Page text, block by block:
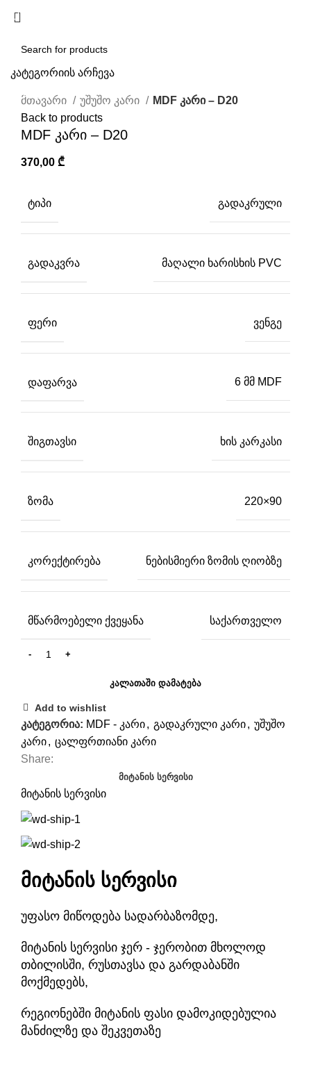
Click to enlarge
მთავარი
უშუშო კარი
MDF კარი – D20
Back to products
MDF კარი – D20
370,00 ₾
ᲢᲘᲞᲘ გადაკრული
ᲒᲐᲓᲐᲙᲕᲠᲐ მაღალი ხარისხის PVC
ᲤᲔᲠᲘ ვენგე
ᲓᲐᲤᲐᲠᲕᲐ 6 მმ MDF
ᲨᲘᲒᲗᲐᲕᲡᲘ ხის კარკასი
ᲖᲝᲛᲐ 220×90
ᲙᲝᲠᲔᲥᲢᲘᲠᲔᲑᲐ ნებისმიერი ზომის ღიობზე
ᲛᲬᲐᲠᲛᲝᲔᲑᲔᲚᲘ ᲥᲕᲔᲧᲐᲜᲐ საქართველო
ᲙᲐᲚᲐᲗᲐᲨᲘ ᲓᲐᲛᲐᲢᲔᲑᲐ
Add to wishlist
კატეგორია: MDF - კარი, გადაკრული კარი, უშუშო
კარი, ცალფრთიანი კარი
Share:
ᲛᲘᲢᲐᲜᲘᲡ ᲡᲔᲠᲕᲘᲡᲘ
მიტანის სერვისი
მიტანის სერვისი
უფასო მიწოდება სადარბაზომდე,
მიტანის სერვისი ჯერ - ჯერობით მხოლოდ
თბილისში, რუსთავსა და გარდაბანში
მოქმედებს,
რეგიონებში მიტანის ფასი დამოკიდებულია
მანძილზე და შეკვეთაზე
კატეგორიის არჩევა
SEARCH